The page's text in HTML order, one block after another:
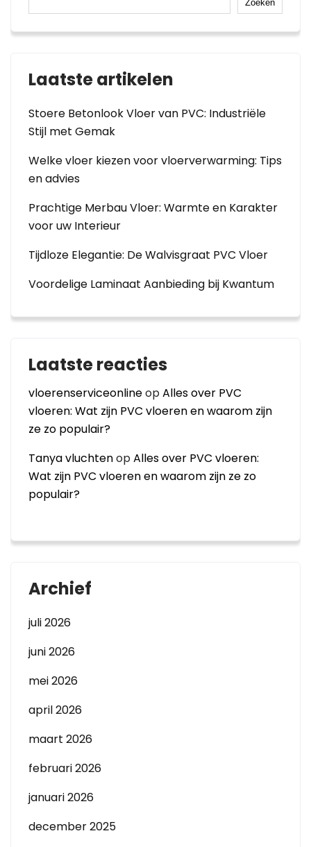
Zoeken
Laatste artikelen
Stoere Betonlook Vloer van PVC: Industriële
Stijl met Gemak
Welke vloer kiezen voor vloerverwarming: Tips
en advies
Prachtige Merbau Vloer: Warmte en Karakter
voor uw Interieur
Tijdloze Elegantie: De Walvisgraat PVC Vloer
Voordelige Laminaat Aanbieding bij Kwantum
Laatste reacties
vloerenserviceonlineopAlles over PVC
vloeren: Wat zijn PVC vloeren en waarom zijn
ze zo populair?
Tanya vluchtenopAlles over PVC vloeren:
Wat zijn PVC vloeren en waarom zijn ze zo
populair?
Archief
juli 2026
juni 2026
mei 2026
april 2026
maart 2026
februari 2026
januari 2026
december 2025